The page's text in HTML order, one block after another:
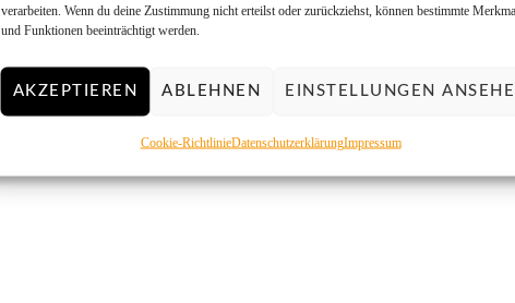
verarbeiten. Wenn du deine Zustimmung nicht erteilst oder zurückziehst, können bestimmte
und Funktionen beeinträchtigt werden.
AKZEPTIEREN ABLEHNEN EINSTELLUNGEN
Cookie-RichtlinieDatenschutzerklärungImpressum